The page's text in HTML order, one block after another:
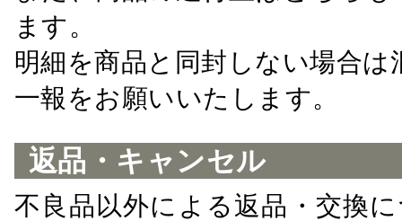
ます。
明細を商品と同封しない場合
一報をお願いいたします。
返品・キャンセル
不良品以外による返品・交換